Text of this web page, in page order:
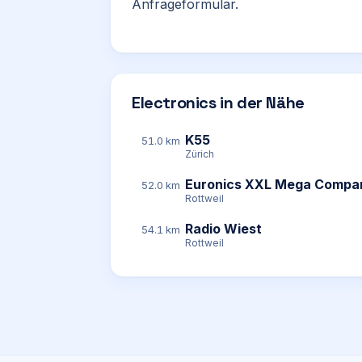
Anfrageformular.
Electronics in der Nähe
51.0 km K55
Zürich
52.0 km Euronics XXL Mega
Rottweil
54.1 km Radio Wiest
Rottweil